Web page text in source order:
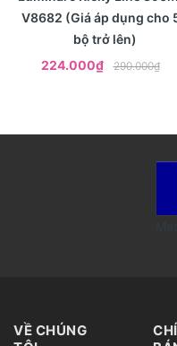
V8682 (Giá áp dụng cho
bộ trở lên)
224.000₫
290.000₫
VỀ CHÚNG